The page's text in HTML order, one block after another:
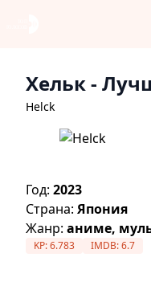
Хельк-
Helck
Год: 2023
Страна: Япония
Жанр: аниме,
KP:6.783 IMDB:6.7